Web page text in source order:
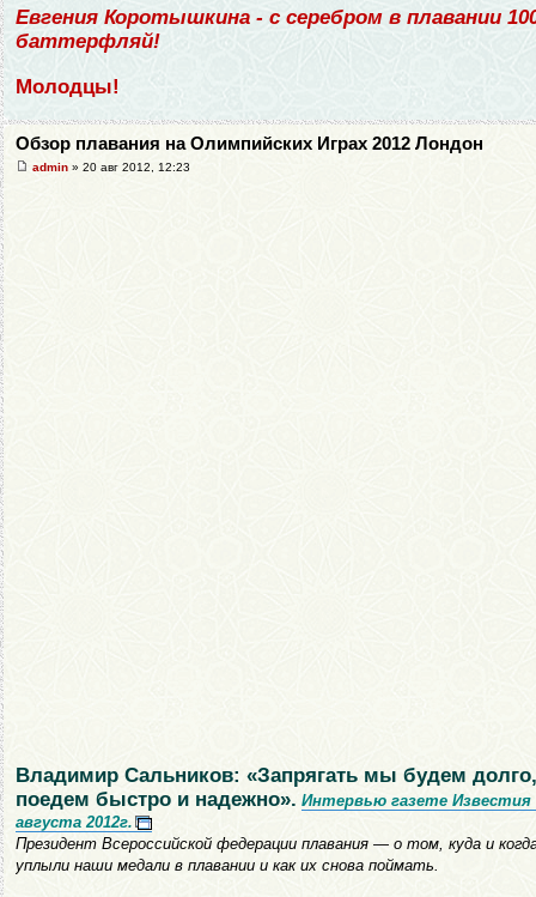
Евгения Коротышкина - с серебром в плавании
баттерфляй!
Молодцы!
Обзор плавания на Олимпийских Играх 2012 Лондон
admin » 20 авг 2012, 12:23
Владимир Сальников: «Запрягать мы будем
поедем быстро и надежно». Интервью газете Известия
августа 2012г.
Президент Всероссийской федерации плавания — о том, куда и
уплыли наши медали в плавании и как их снова поймать.